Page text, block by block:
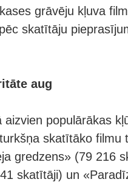
grāvēju kļuva
skatītāju
aug
aizvien populārākas
skatītāko filmu
gredzens» (79 216
skatītāji) un